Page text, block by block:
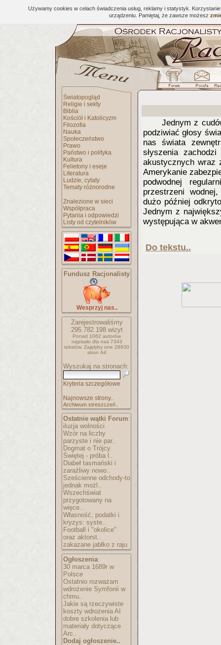
Używamy cookies w celach świadczenia usług, reklamy i statystyk.
urządzeniu. Pamiętaj, że zawsze możesz
Światopogląd
Religie i sekty
Biblia
Kościół i Katolicyzm
Filozofia
Nauka
Społeczeństwo
Prawo
Państwo i polityka
Kultura
Felietony i eseje
Literatura
Ludzie, cytaty
Tematy różnorodne
Znalezione w sieci
Współpraca
Pytania i odpowiedzi
Listy od czytelników
Fundusz Racjonalisty
Wesprzyj nas..
Zarejestrowaliśmy
295.782.198wizyt
Ponad 1062 autorów
napisało dla nas 7343
tekstów. Zajęłyby one 28930
stron A4
Wyszukaj na stronach:
Kryteria szczegółowe
Najnowsze strony..
Archiwum streszczeń..
Ostatnie wątki Forum:
iluzja wolności
Wzór na liczby
parzyste i nie par..
Dogmat o Trójcy
Świętej - próba l..
Diabeł tasmański i
zaraźliwy nowo..
Sześcienne odchody-to
jednak możl..
Wszechświat
przygotowany na
więce..
Własność, podatki i
kryzys: syste..
Football i "okolice"
oraz aktorst..
zakazane jabłko z raju
Ogłoszenia:
30 marca 1689r w
Polsce
Ostatnio rozważam
wdrożenie Symfonii w
chmu..
Jakie są rzeczywiste
koszty wdrożenia AI
dobre szkolenia lub
materiały dotyczące
Arc..
Dodaj ogłoszenie..
Jednym z
podziwiać głosy
nas świata
słyszenia
akustycznych wraz
Amerykanie
podwodnej
przestrzeni
dużo później
Jednym z
występująca w
Do tekstu..